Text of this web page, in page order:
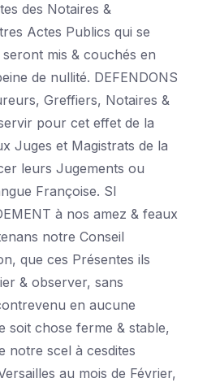
des Notaires &
Actes Publics qui se
mis & couchés en
de nullité. DEFENDONS
Greffiers, Notaires &
pour cet effet de la
Juges et Magistrats de la
leurs Jugements ou
Françoise. SI
à nos amez & feaux
notre Conseil
que ces Présentes ils
& observer, sans
en aucune
soit chose ferme & stable,
notre scel à cesdites
au mois de Février,